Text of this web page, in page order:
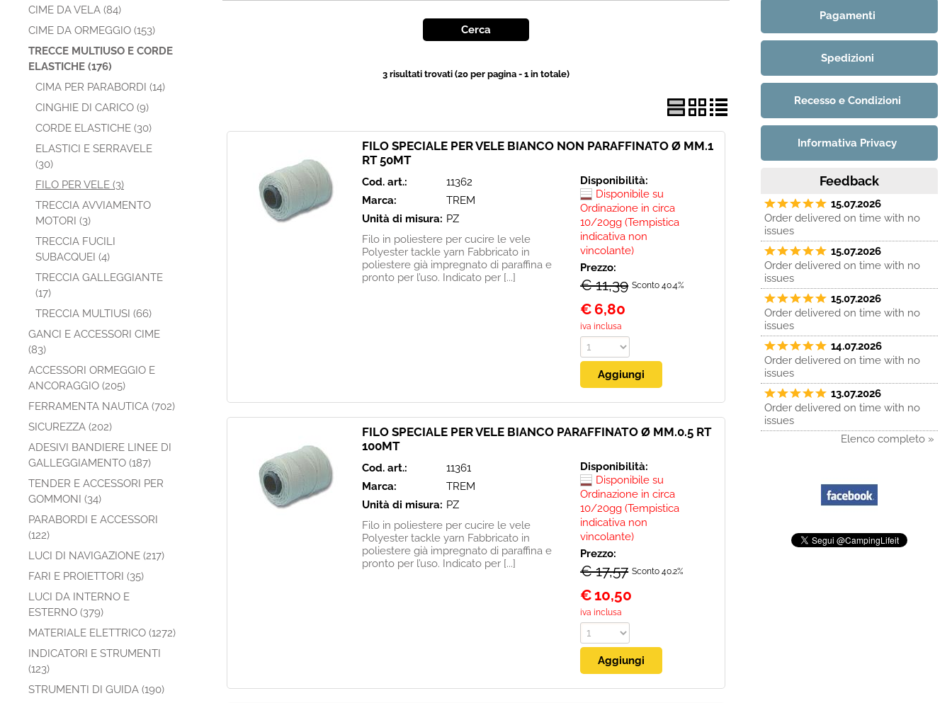
CIME DA VELA (84)
CIME DA ORMEGGIO (153)
TRECCE MULTIUSO E CORDE
ELASTICHE (176)
CIMA PER PARABORDI (14)
CINGHIE DI CARICO (9)
CORDE ELASTICHE (30)
ELASTICI E SERRAVELE
(30)
FILO PER VELE (3)
TRECCIA AVVIAMENTO
MOTORI (3)
TRECCIA FUCILI
SUBACQUEI (4)
TRECCIA GALLEGGIANTE
(17)
TRECCIA MULTIUSI (66)
GANCI E ACCESSORI CIME
(83)
ACCESSORI ORMEGGIO E
ANCORAGGIO (205)
FERRAMENTA NAUTICA (702)
SICUREZZA (202)
ADESIVI BANDIERE LINEE DI
GALLEGGIAMENTO (187)
TENDER E ACCESSORI PER
GOMMONI (34)
PARABORDI E ACCESSORI
(122)
LUCI DI NAVIGAZIONE (217)
FARI E PROIETTORI (35)
LUCI DA INTERNO E
ESTERNO (379)
MATERIALE ELETTRICO (1272)
INDICATORI E STRUMENTI
(123)
STRUMENTI DI GUIDA (190)
3 risultati trovati (20 per pagina - 1 in totale)
FILO SPECIALE PER VELE BIANCO NON PARAFFINATO Ø MM.1
RT 50MT
Cod. art.:
11362
Marca:
TREM
Unità di misura: PZ
Filo in poliestere per cucire le vele
Polyester tackle yarn Fabbricato in
poliestere già impregnato di paraffina e
pronto per l’uso. Indicato per [...]
Disponibilità:
Disponibile su
Ordinazione in circa
10/20gg (Tempistica
indicativa non
vincolante)
Prezzo:
€ 11,39 Sconto 40.4%
€ 6,80
iva inclusa
FILO SPECIALE PER VELE BIANCO PARAFFINATO Ø MM.0.5 RT
100MT
Cod. art.:
11361
Marca:
TREM
Unità di misura: PZ
Filo in poliestere per cucire le vele
Polyester tackle yarn Fabbricato in
poliestere già impregnato di paraffina e
pronto per l’uso. Indicato per [...]
Disponibilità:
Disponibile su
Ordinazione in circa
10/20gg (Tempistica
indicativa non
vincolante)
Prezzo:
€ 17,57 Sconto 40.2%
€ 10,50
iva inclusa
Pagamenti
Spedizioni
Recesso e Condizioni
Informativa Privacy
Feedback
15.07.2026
Order delivered on time with no
issues
15.07.2026
Order delivered on time with no
issues
15.07.2026
Order delivered on time with no
issues
14.07.2026
Order delivered on time with no
issues
13.07.2026
Order delivered on time with no
issues
Elenco completo »